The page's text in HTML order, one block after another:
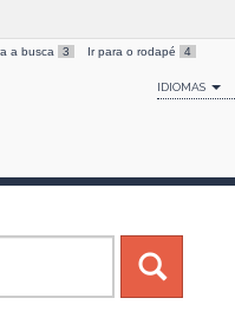
a busca 3 Ir para o rodapé 4
IDIOMAS